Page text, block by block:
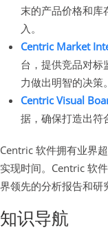
末的产品价格和库
入。
Centric Market
台，提供竞品对标
力做出明智的决策。
Centric Visual
据，确保打造出符
Centric 软件拥有业界
实现时间。Centric 软
界领先的分析报告和研
知识导航